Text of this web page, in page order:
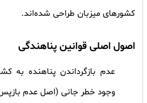
کشورهای میزبان طراحی شده‌اند.
اصول اصلی قوانین پناهندگی
عدم بازگرداندن پناهنده به
وجود خطر جانی (اصل عدم